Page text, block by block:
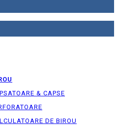
& CAPSE
DE BIROU